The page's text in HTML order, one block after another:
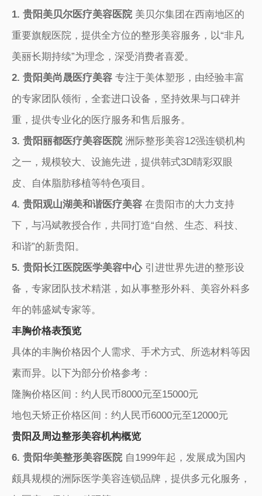
1. 贵阳美贝尔医疗美容医院美贝尔集团在西南地区的
重要旗舰医院，提供全方位的整形美容服务，以“非凡
美丽长期持续”为理念，深受消费者喜爱。
2. 贵阳美尚晟医疗美容专注于美体塑形，由经验丰富
的专家团队领衔，全套进口设备，坚持效果与口碑并
重，提供专业化的医疗服务和售后服务。
3. 贵阳丽都医疗美容医院洲际整形美容12强连锁机构
之一，规模较大、设施先进，提供韩式3D睛彩双眼
皮、自体脂肪移植等特色项目。
4. 贵阳观山湖美和谐医疗美容在贵阳市的大力支持
下，与冯斌教授合作，共同打造“自然、生态、科技、
和谐”的新贵阳。
5. 贵阳长江医院医学美容中心引进世界先进的整形设
备，专家团队技术精湛，如从事整形外科、美容外科多
年的韩盛斌专家等。
丰胸价格表预览
具体的丰胸价格因个人需求、手术方式、所选材料等因
素而异。以下为部分价格参考：
隆胸价格区间：约人民币8000元至15000元
地包天矫正价格区间：约人民币6000元至12000元
贵阳及周边整形美容机构概览
6. 贵阳华美整形美容医院自1999年起，发展成为国内
颇具规模的洲际医学美容连锁品牌，提供多元化服务，